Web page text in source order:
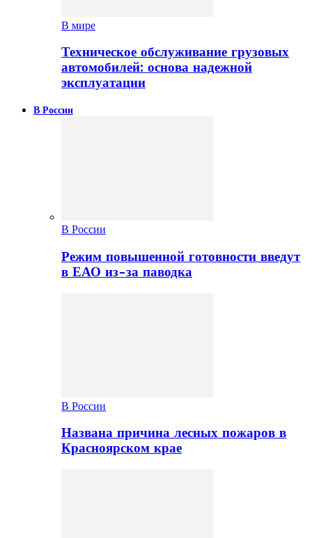
В мире
Техническое обслуживание грузовых
автомобилей: основа надежной
эксплуатации
В России
В России
Режим повышенной готовности введут
в ЕАО из-за паводка
В России
Названа причина лесных пожаров в
Красноярском крае